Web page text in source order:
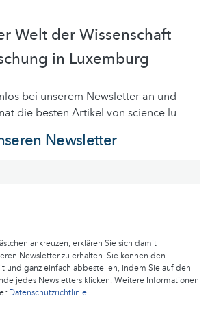
Welt der Wissenschaft
in Luxemburg
bei unserem Newsletter an und
die besten Artikel von science.lu
Newsletter
ankreuzen, erklären Sie sich damit
Newsletter zu erhalten. Sie können den
und ganz einfach abbestellen, indem Sie auf den
jedes Newsletters klicken. Weitere Informationen
Datenschutzrichtlinie.